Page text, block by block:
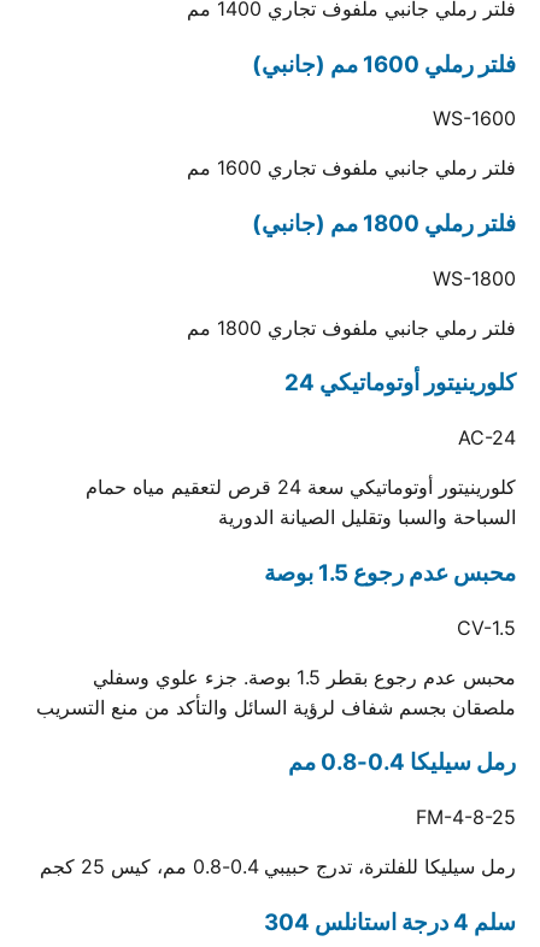
فلتر رملي جانبي ملفوف تجاري 1400 مم
فلتر رملي 1600 مم (جانبي)
WS-1600
فلتر رملي جانبي ملفوف تجاري 1600 مم
فلتر رملي 1800 مم (جانبي)
WS-1800
فلتر رملي جانبي ملفوف تجاري 1800 مم
كلورينيتور أوتوماتيكي 24
AC-24
كلورينيتور أوتوماتيكي سعة 24 قرص لتعقيم مياه حمام
السباحة والسبا وتقليل الصيانة الدورية
محبس عدم رجوع 1.5 بوصة
CV-1.5
محبس عدم رجوع بقطر 1.5 بوصة. جزء علوي وسفلي
ملصقان بجسم شفاف لرؤية السائل والتأكد من منع التسريب
رمل سيليكا 0.4-0.8 مم
FM-4-8-25
رمل سيليكا للفلترة، تدرج حبيبي 0.4-0.8 مم، كيس 25 كجم
سلم 4 درجة استانلس 304